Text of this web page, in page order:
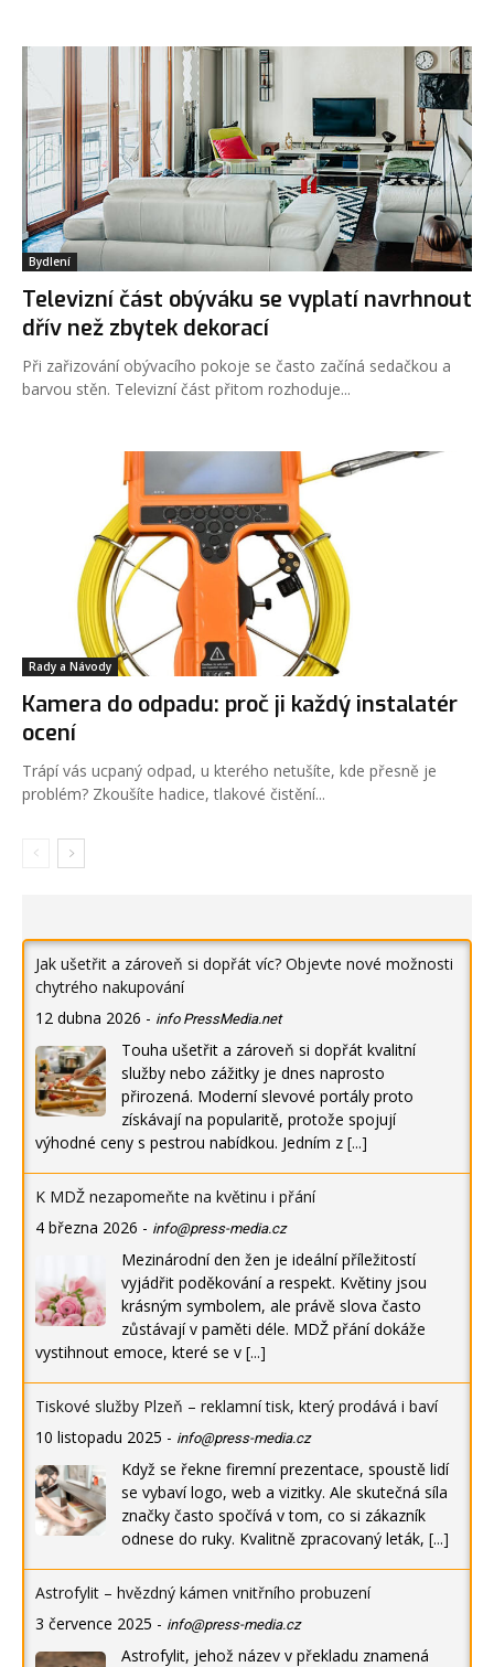
Bydlení
Televizní část obýváku se vyplatí navrhnout
dřív než zbytek dekorací
Při zařizování obývacího pokoje se často začíná sedačkou a
barvou stěn. Televizní část přitom rozhoduje...
Rady a Návody
Kamera do odpadu: proč ji každý instalatér
ocení
Trápí vás ucpaný odpad, u kterého netušíte, kde přesně je
problém? Zkoušíte hadice, tlakové čistění...
Jak ušetřit a zároveň si dopřát víc? Objevte nové možnosti
chytrého nakupování
12 dubna 2026 - info PressMedia.net
Touha ušetřit a zároveň si dopřát kvalitní
služby nebo zážitky je dnes naprosto
přirozená. Moderní slevové portály proto
získávají na popularitě, protože spojují
výhodné ceny s pestrou nabídkou. Jedním z [...]
K MDŽ nezapomeňte na květinu i přání
4 března 2026 - info@press-media.cz
Mezinárodní den žen je ideální příležitostí
vyjádřit poděkování a respekt. Květiny jsou
krásným symbolem, ale právě slova často
zůstávají v paměti déle. MDŽ přání dokáže
vystihnout emoce, které se v [...]
Tiskové služby Plzeň – reklamní tisk, který prodává i baví
10 listopadu 2025 - info@press-media.cz
Když se řekne firemní prezentace, spoustě lidí
se vybaví logo, web a vizitky. Ale skutečná síla
značky často spočívá v tom, co si zákazník
odnese do ruky. Kvalitně zpracovaný leták, [...]
Astrofylit – hvězdný kámen vnitřního probuzení
3 července 2025 - info@press-media.cz
Astrofylit, jehož název v překladu znamená